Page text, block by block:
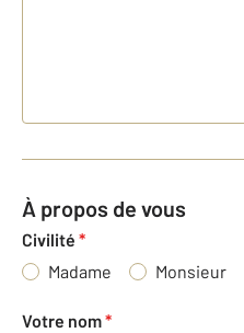
À propos de vous
Civilité *
Madame
Monsieur
Votre nom*